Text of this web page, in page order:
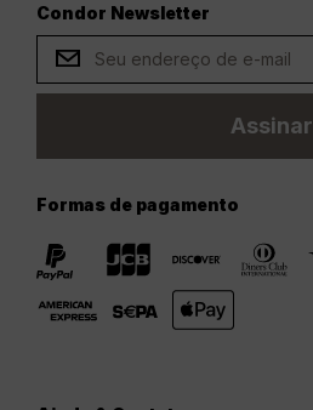
Condor Newsletter
Assinar
Formas de pagamento